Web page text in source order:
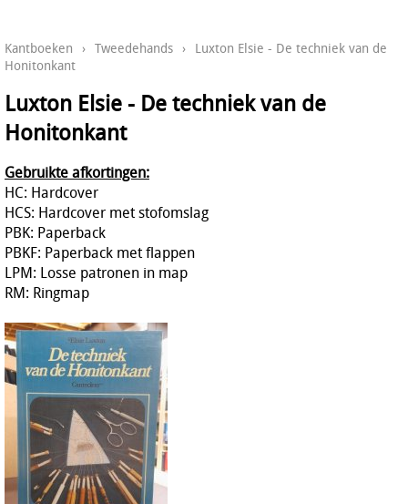
Kantboeken › Tweedehands › Luxton Elsie - De techniek van de
Honitonkant
Luxton Elsie - De techniek van de
Honitonkant
Gebruikte afkortingen:
HC: Hardcover
HCS: Hardcover met stofomslag
PBK: Paperback
PBKF: Paperback met flappen
LPM: Losse patronen in map
RM: Ringmap